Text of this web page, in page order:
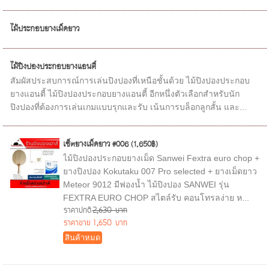
ไม้ประกอบยางเม็ดยาว
ไม้ปิงปองประกอบยางแอนตี้
สัมผัสประสบการณ์การเล่นปิงปองที่เหนือชั้นด้วย ไม้ปิงปองประกอบ
ยางแอนตี้ ไม้ปิงปองประกอบยางแอนตี้ อีกหนึ่งตัวเลือกสำหรับนัก
ปิงปองที่ต้องการเล่นเกมแบบรุกและรับ เน้นการบล็อกลูกสั้น และ...
เซ็ตยางเม็ดยาว #006 (1,650฿)
ไม้ปิงปองประกอบยางเม็ด Sanwei Fextra euro chop +
ยางปิงปอง Kokutaku 007 Pro selected + ยางเม็ดยาว
Meteor 9012 มีฟองน้ำ ไม้ปิงปอง SANWEI รุ่น
FEXTRA EURO CHOP สไตล์รับ คอนโทรลง่าย ห...
ราคาปกติ2,630 บาท
ราคาขาย 1,650 บาท
สินค้าหมด